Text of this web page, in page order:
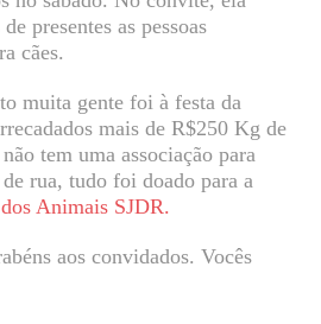
presentes as pessoas
cães.
muita gente foi à festa da
mais de R$250 Kg de
tem uma associação para
rua, tudo foi doado para a
Animais SJDR.
aos convidados. Vocês